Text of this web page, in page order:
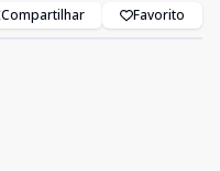
Compartilhar Favorito